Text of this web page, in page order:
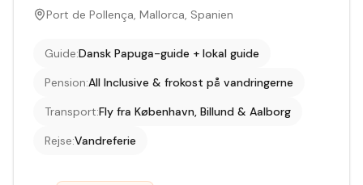
Port de Pollença, Mallorca, Spanien
Guide:Dansk Papuga-guide + lokal guide
Pension:All Inclusive & frokost på vandringerne
Transport:Fly fra København, Billund & Aalborg
Rejse:Vandreferie